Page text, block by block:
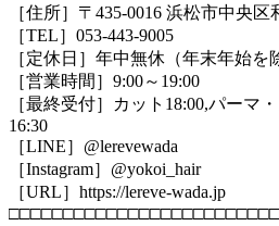
［住所］〒435-0016 浜松市中央区
［TEL］053-443-9005
［定休日］年中無休（年末年始を
［営業時間］9:00～19:00
［最終受付］カット18:00,パーマ
16:30
［LINE］@lerevewada
［Instagram］@yokoi_hair
［URL］https://lereve-wada.jp